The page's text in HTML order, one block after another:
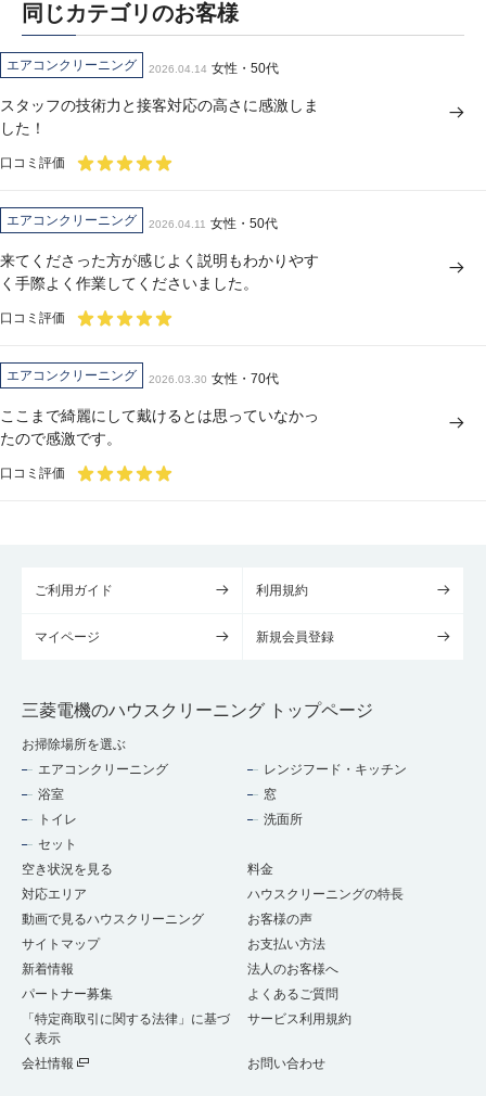
同じカテゴリのお客様
エアコンクリーニング 2026.04.14 女性・50代
スタッフの技術力と接客対応の高さに感激しま
した！
口コミ評価
エアコンクリーニング 2026.04.11 女性・50代
来てくださった方が感じよく説明もわかりやす
く手際よく作業してくださいました。
口コミ評価
エアコンクリーニング 2026.03.30 女性・70代
ここまで綺麗にして戴けるとは思っていなかっ
たので感激です。
口コミ評価
ご利用ガイド 利用規約
マイページ 新規会員登録
三菱電機のハウスクリーニング トップページ
お掃除場所を選ぶ
エアコンクリーニング
レンジフード・キッチン
浴室
窓
トイレ
洗面所
セット
空き状況を見る
料金
対応エリア
ハウスクリーニングの特長
動画で見るハウスクリーニング
お客様の声
サイトマップ
お支払い方法
新着情報
法人のお客様へ
パートナー募集
よくあるご質問
「特定商取引に関する法律」に基づ
く表示
サービス利用規約
会社情報 お問い合わせ